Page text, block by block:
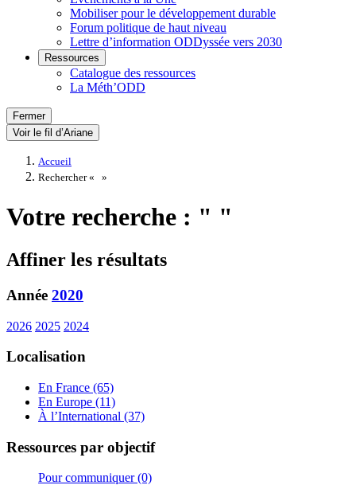
Mobiliser pour le développement durable
Forum politique de haut niveau
Lettre d’information ODDyssée vers 2030
Ressources
Catalogue des ressources
La Méth’ODD
Fermer
Voir le fil d’Ariane
Accueil
Rechercher «
»
Votre recherche : " "
Affiner les résultats
Année 2020
2026 2025 2024
Localisation
En France (65)
En Europe (11)
À l’International (37)
Ressources par objectif
Pour communiquer (0)